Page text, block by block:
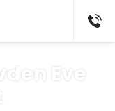
Eve